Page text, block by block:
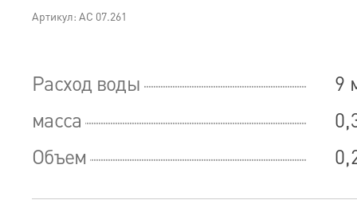
Артикул: АС 07.261
Расход воды
9
масса
Объем